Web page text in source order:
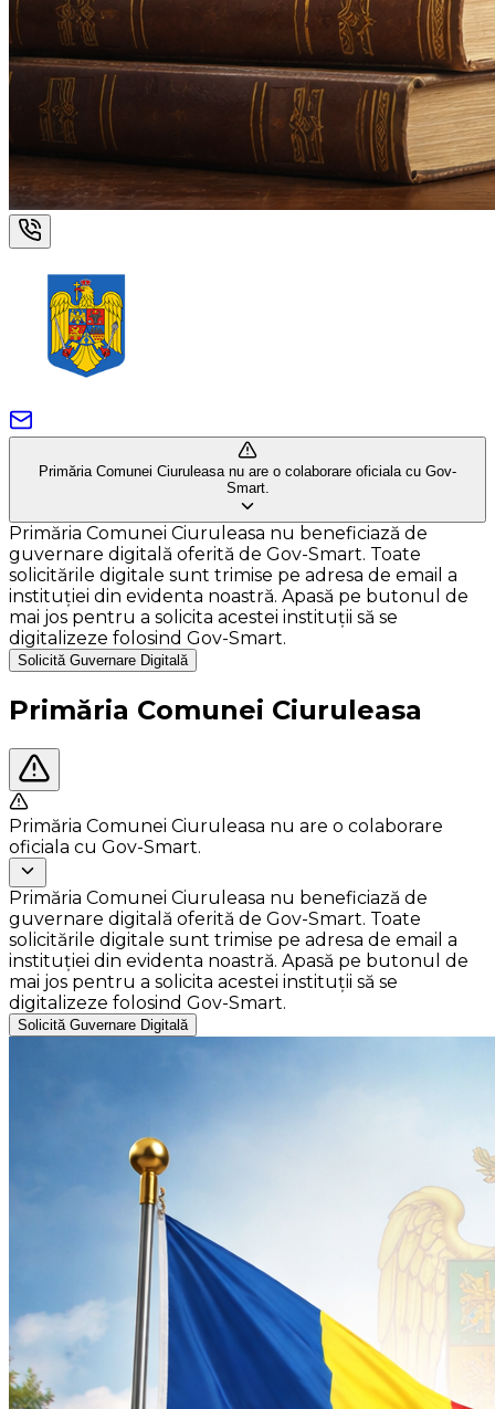
Primăria Comunei Ciuruleasa nu are o colaborare oficiala cu Gov-
Smart.
Primăria Comunei Ciuruleasa nu beneficiază de
guvernare digitală oferită de Gov-Smart. Toate
solicitările digitale sunt trimise pe adresa de email a
instituției din evidenta noastră. Apasă pe butonul de
mai jos pentru a solicita acestei instituții să se
digitalizeze folosind Gov-Smart.
Solicită Guvernare Digitală
Primăria Comunei Ciuruleasa
Primăria Comunei Ciuruleasa nu are o colaborare
oficiala cu Gov-Smart.
Primăria Comunei Ciuruleasa nu beneficiază de
guvernare digitală oferită de Gov-Smart. Toate
solicitările digitale sunt trimise pe adresa de email a
instituției din evidenta noastră. Apasă pe butonul de
mai jos pentru a solicita acestei instituții să se
digitalizeze folosind Gov-Smart.
Solicită Guvernare Digitală